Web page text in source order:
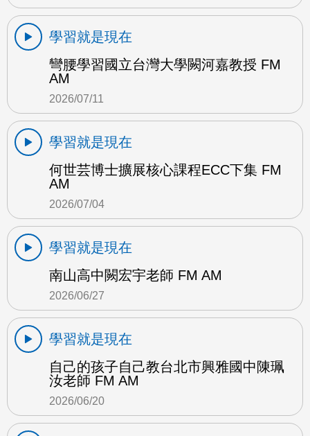
學習就是現在
彎腰學習國立台灣大學闕河嘉教授 FM
AM
2026/07/11
學習就是現在
何世芸博士擴展核心課程ECC下集 FM
AM
2026/07/04
學習就是現在
南山高中闕宏宇老師 FM AM
2026/06/27
學習就是現在
自己的孩子自己教台北市興雅國中陳珮
汝老師 FM AM
2026/06/20